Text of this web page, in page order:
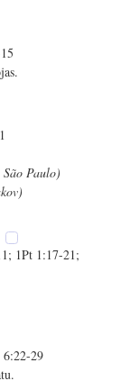
Paulo)
1Pt 1:17-21;
6:22-29